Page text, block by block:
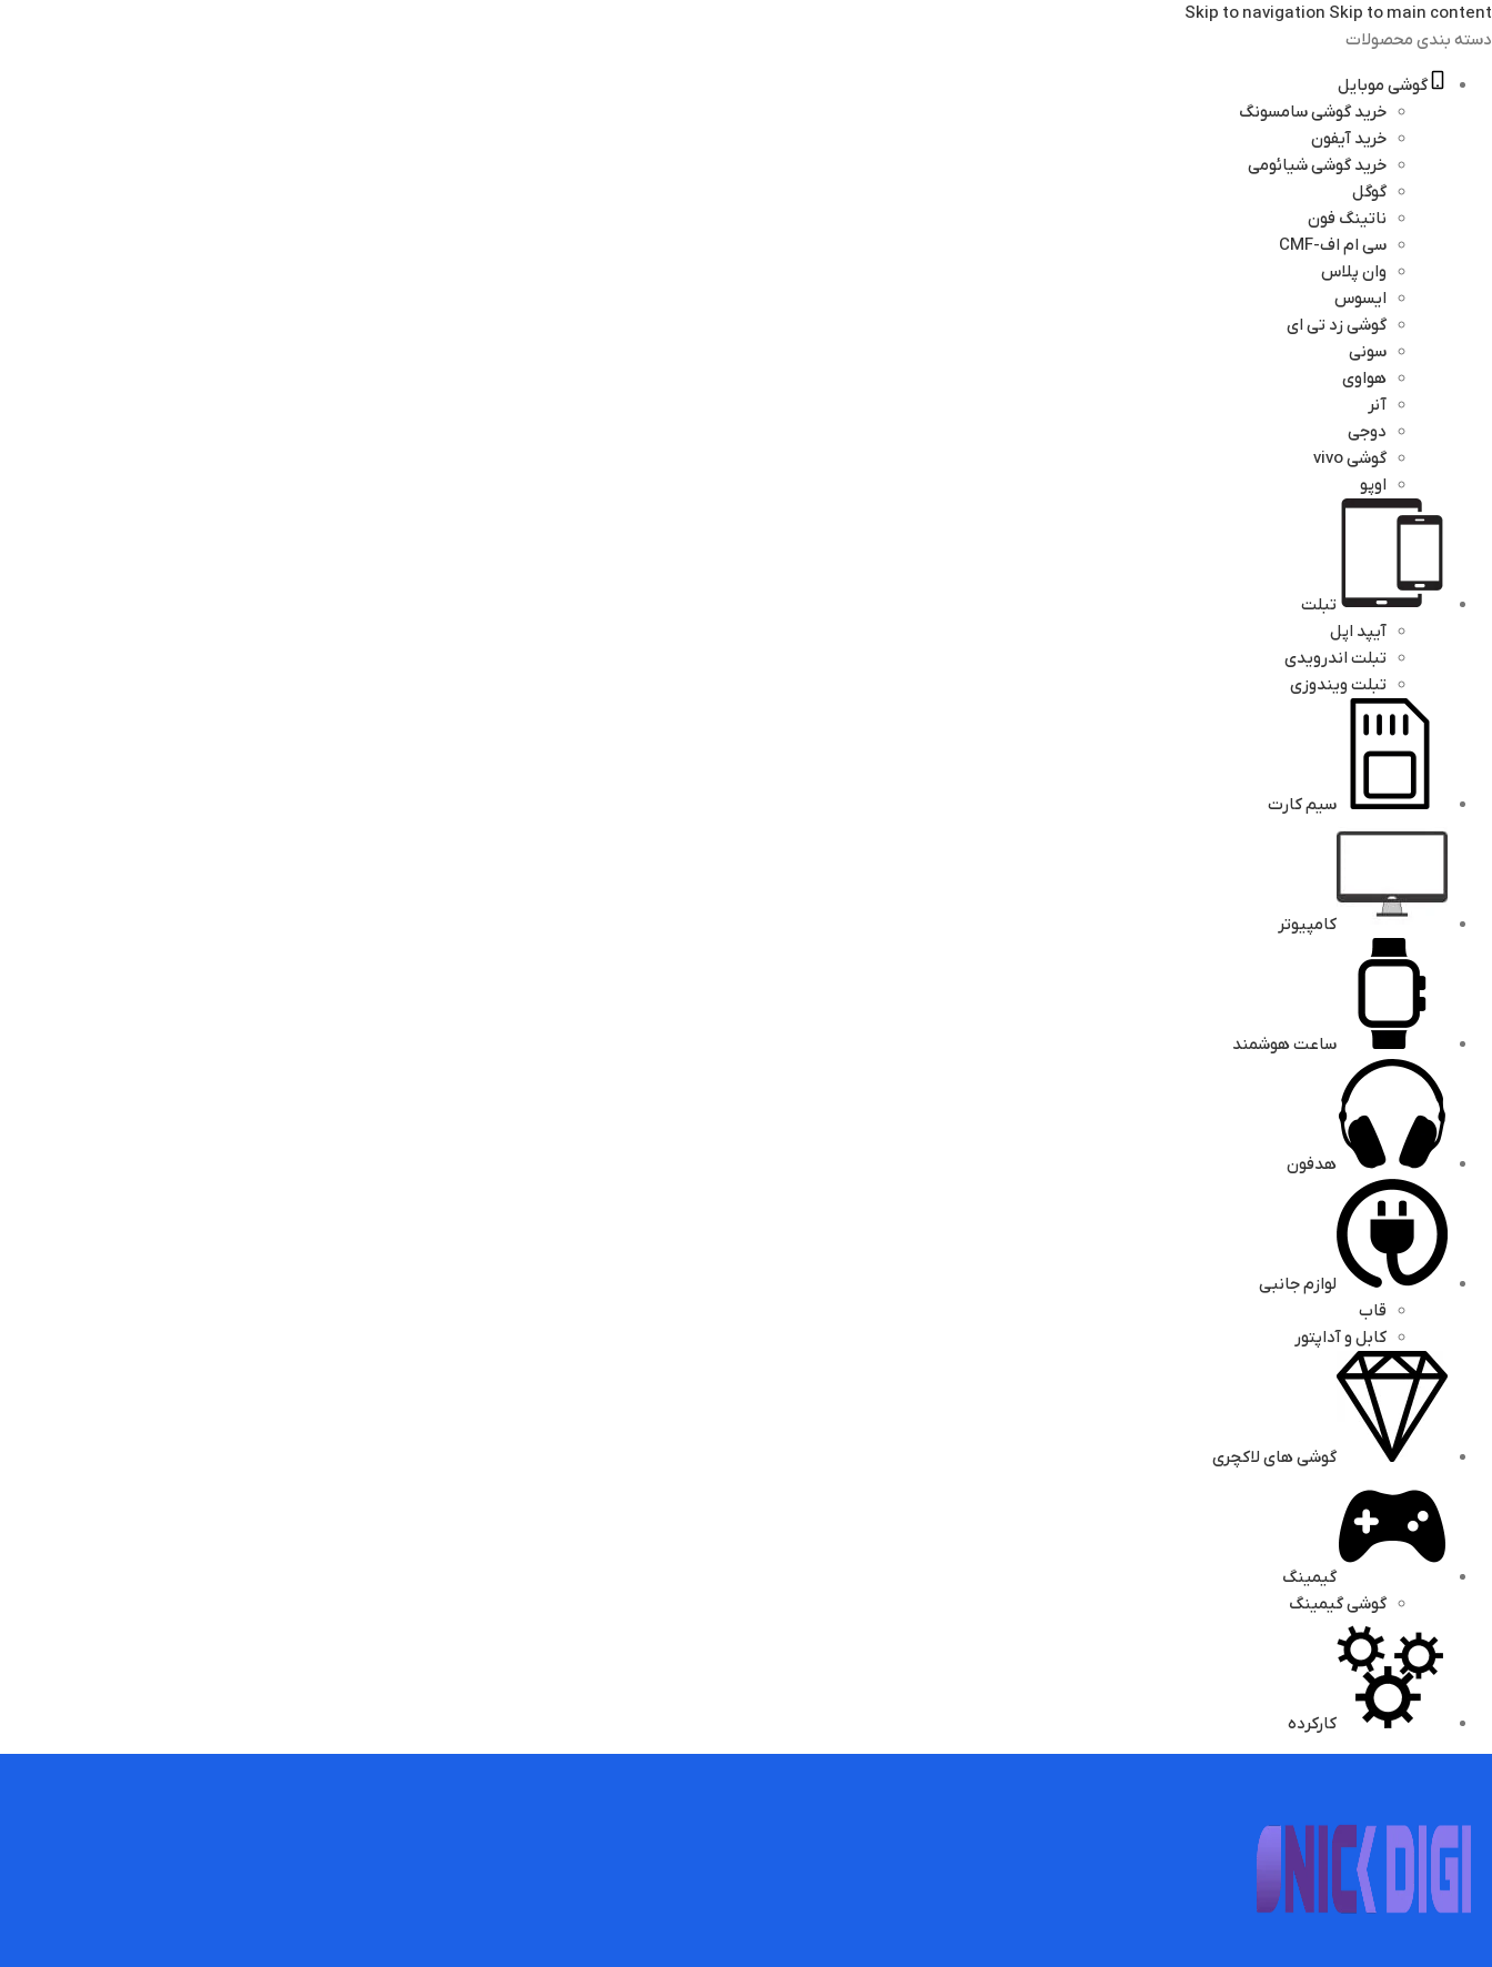
Skip to navigation Skip to main content
دسته بندی محصولات
گوشی موبایل
خرید گوشی سامسونگ
خرید آیفون
خرید گوشی شیائومی
گوگل
ناتینگ فون
سی ام اف-CMF
وان پلاس
ایسوس
گوشی زد تی ای
سونی
هواوی
آنر
دوجی
گوشی vivo
اوپو
تبلت
آیپد اپل
تبلت اندرویدی
تبلت ویندوزی
سیم کارت
کامپیوتر
ساعت هوشمند
هدفون
لوازم جانبی
قاب
کابل و آداپتور
گوشی های لاکچری
گیمینگ
گوشی گیمینگ
کارکرده